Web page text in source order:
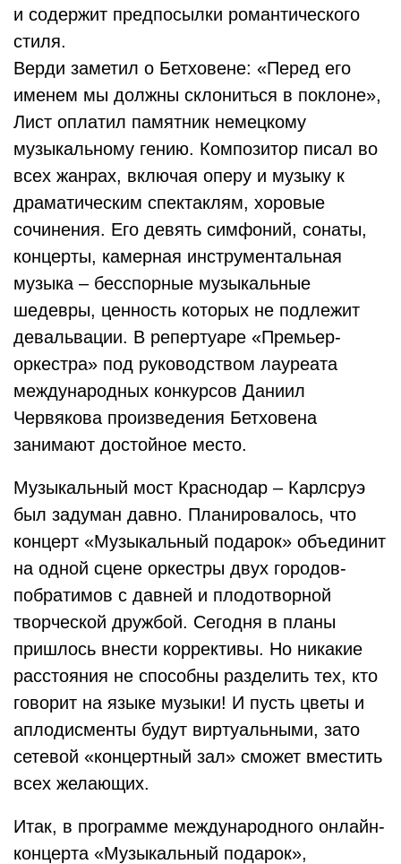
и содержит предпосылки романтического
стиля.
Верди заметил о Бетховене: «Перед его
именем мы должны склониться в поклоне»,
Лист оплатил памятник немецкому
музыкальному гению. Композитор писал во
всех жанрах, включая оперу и музыку к
драматическим спектаклям, хоровые
сочинения. Его девять симфоний, сонаты,
концерты, камерная инструментальная
музыка – бесспорные музыкальные
шедевры, ценность которых не подлежит
девальвации. В репертуаре «Премьер-
оркестра» под руководством лауреата
международных конкурсов Даниил
Червякова произведения Бетховена
занимают достойное место.
Музыкальный мост Краснодар – Карлсруэ
был задуман давно. Планировалось, что
концерт «Музыкальный подарок» объединит
на одной сцене оркестры двух городов-
побратимов с давней и плодотворной
творческой дружбой. Сегодня в планы
пришлось внести коррективы. Но никакие
расстояния не способны разделить тех, кто
говорит на языке музыки! И пусть цветы и
аплодисменты будут виртуальными, зато
сетевой «концертный зал» сможет вместить
всех желающих.
Итак, в программе международного онлайн-
концерта «Музыкальный подарок»,